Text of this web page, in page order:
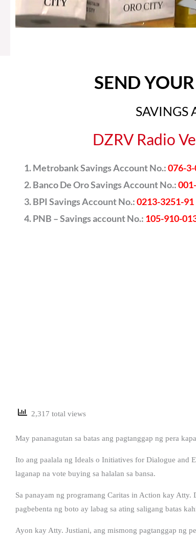
SEND
SAVINGS
DZRV Radio
Metrobank Savings Account No.:076-
Banco De Oro Savings Account No.:
BPI Savings Account No.:0213-3251-91
PNB – Savings account No.: 105-910-
2,317 total views
May pananagutan sa batas ang pagtanggap ng pera
Ito ang paalala ng Ideals o Initiatives for Dialogue and
laganap na vote buying sa halalan sa bansa.
Sa panayam ng programang Caritas in Action kay
pagbebenta ng boto ay labag sa ating saligang batas
Ayon kay Atty. Justiani, ang mismong pagtanggap ng